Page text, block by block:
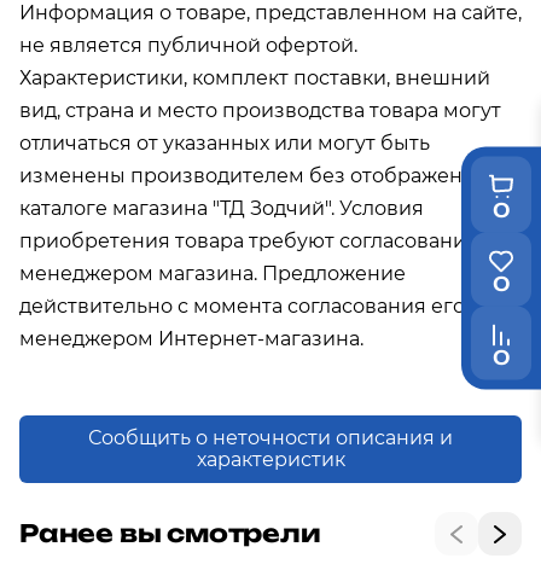
0
0
0
Информация о товаре, представленном на сайте,
не является публичной офертой.
Характеристики, комплект поставки, внешний
вид, страна и место производства товара могут
отличаться от указанных или могут быть
изменены производителем без отображения в
каталоге магазина "ТД Зодчий". Условия
приобретения товара требуют согласования с
менеджером магазина. Предложение
действительно с момента согласования его с
менеджером Интернет-магазина.
Сообщить о неточности описания и
характеристик
Ранее вы смотрели